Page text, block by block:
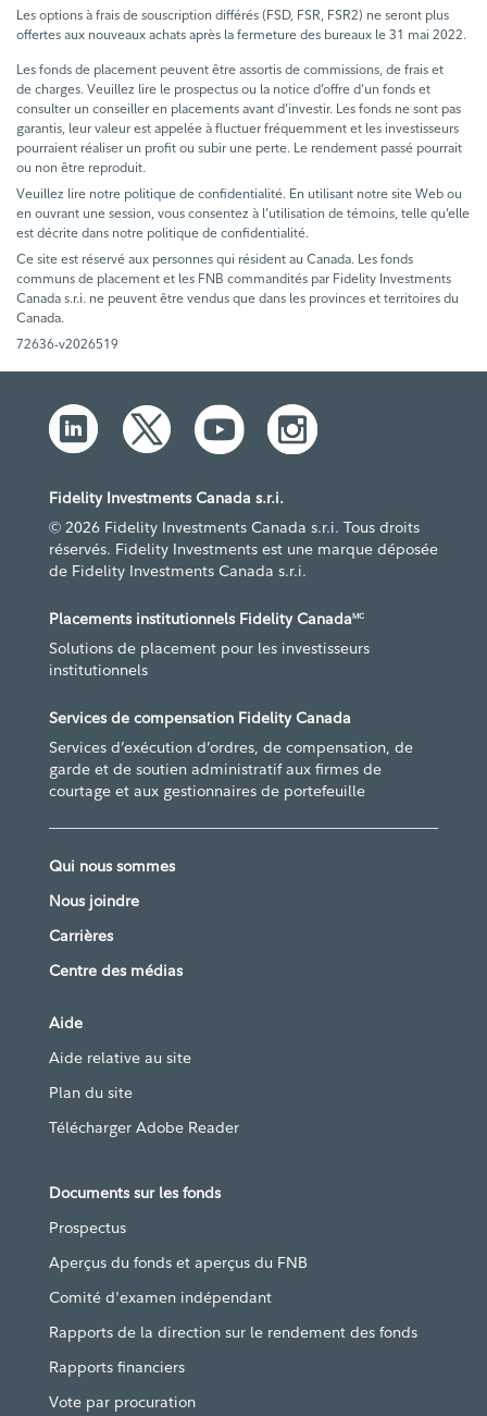
Les options à frais de souscription différés (FSD, FSR, FSR2) ne seront plus
offertes aux nouveaux achats après la fermeture des bureaux le 31 mai 2022.
Les fonds de placement peuvent être assortis de commissions, de frais et
de charges. Veuillez lire le prospectus ou la notice d’offre d’un fonds et
consulter un conseiller en placements avant d’investir. Les fonds ne sont pas
garantis, leur valeur est appelée à fluctuer fréquemment et les investisseurs
pourraient réaliser un profit ou subir une perte. Le rendement passé pourrait
ou non être reproduit.
Veuillez lire notre politique de confidentialité. En utilisant notre site Web ou
en ouvrant une session, vous consentez à l’utilisation de témoins, telle qu’elle
est décrite dans notre politique de confidentialité.
Ce site est réservé aux personnes qui résident au Canada. Les fonds
communs de placement et les FNB commandités par Fidelity Investments
Canada s.r.i. ne peuvent être vendus que dans les provinces et territoires du
Canada.
72636-v2026519
Fidelity Investments Canada s.r.i.
© 2026 Fidelity Investments Canada s.r.i. Tous droits
réservés. Fidelity Investments est une marque déposée
de Fidelity Investments Canada s.r.i.
Placements institutionnels Fidelity CanadaMC
Solutions de placement pour les investisseurs
institutionnels
Services de compensation Fidelity Canada
Services d’exécution d’ordres, de compensation, de
garde et de soutien administratif aux firmes de
courtage et aux gestionnaires de portefeuille
Qui nous sommes
Nous joindre
Carrières
Centre des médias
Aide
Aide relative au site
Plan du site
Télécharger Adobe Reader
Documents sur les fonds
Prospectus
Aperçus du fonds et aperçus du FNB
Comité d'examen indépendant
Rapports de la direction sur le rendement des fonds
Rapports financiers
Vote par procuration